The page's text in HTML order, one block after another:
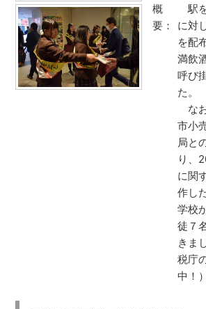
概
要：
駅
に対
を配
満飲
呼び
た。
な
市小
局と
り、
に関
作し
学校
徒７
きま
税庁
中！）